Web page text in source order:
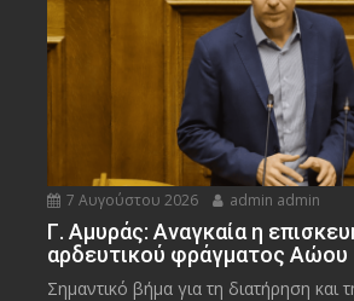
7 Αυγούστου 2026 admin admin
Γ. Αμυράς: Αναγκαία η
αρδευτικού φράγματος Αώου
Σημαντικό βήμα για τη διατήρηση και